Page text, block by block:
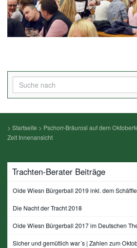
> Startseite > Pschorr-Bräurosl auf dem
Zelt Innenansicht
Trachten-Berater Beiträge
Oide Wiesn Bürgerball 2019 inkl. dem
Die Nacht der Tracht 2018
Oide Wiesn Bürgerball 2017 im Deutschen
Sicher und gemütlich war´s | Zahlen zum